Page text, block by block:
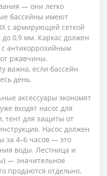
— они легко
бассейны имеют
с армирующей сеткой
до 0,9 мм. Каркас должен
антикоррозийным
ржавчины.
важна, если бассейн
день.
аксессуары экономят
входят насос для
тент для защиты от
Насос должен
за 4–6 часов — это
воды. Лестница и
— значительное
продаются отдельно.